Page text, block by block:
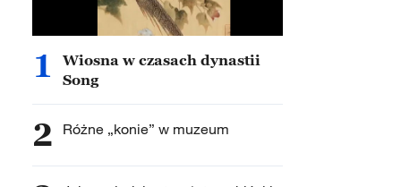
1
Wiosna w czasach dynastii
Song
2 Różne „konie” w muzeum